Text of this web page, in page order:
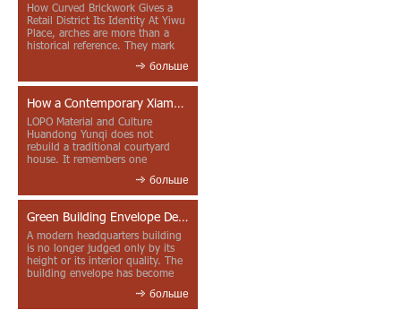
How Curved Brickwork Gives a
Retail District Its Identity At Yiwu
Place, arches are more than a
historical reference. They mark
больше
How a Contemporary Xiamen Project Reframes Minnan Red Brick
LOPO Material and Culture
Huandong Yunqi does not
rebuild a traditional courtyard
house. It remembers one
больше
Green Building Envelope Design: Clay Sunscreen Fins for Modern Headquarters Architecture
A modern headquarters building
is no longer judged only by its
height or its interior quality. The
building envelope has become
больше